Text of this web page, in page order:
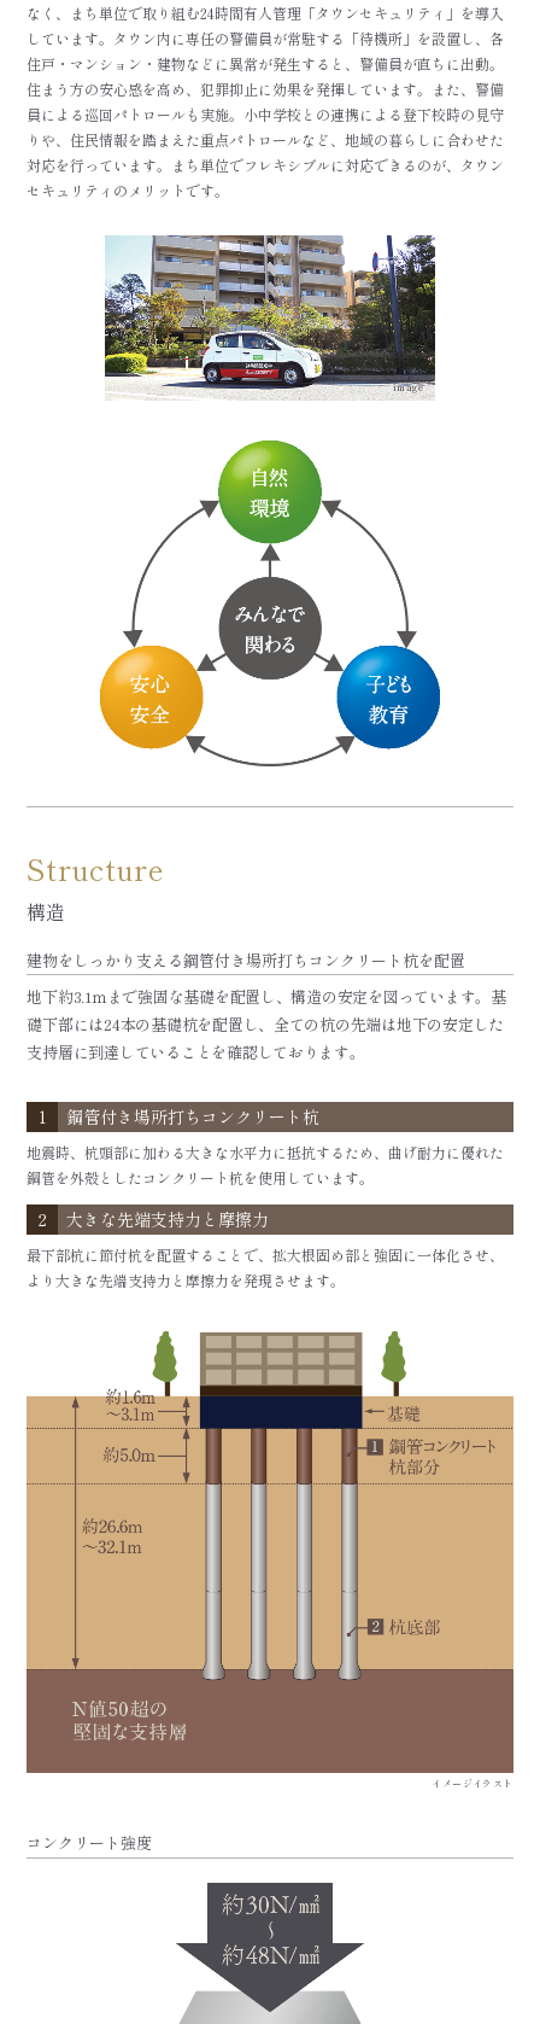
なく、まち単位で取り組む24時間有人管理「タウンセキュリティ」を導入
しています。 タウン内に専任の警備員が常駐する「待機所」を設置し、各
住戸・マンション・建物などに異常が発生すると、警備員が直ちに出動。
住まう方の安心感を高め、犯罪抑止に効果を発揮しています。
また、警備
員による巡回パトロールも実施。小中学校との連携による登下校時の見守
りや、住民情報を踏まえた重点パトロールなど、地域の暮らしに合わせた
対応を行っています。
まち単位でフレキシブルに対応できるのが、タウン
セキュリティのメリットです。
image
Structure
構造
建物をしっかり支える鋼管付き場所打ちコンクリート杭を配置
地下約3.1ｍまで強固な基礎を配置し、構造の安定を図っています。 基
礎下部には24本の基礎杭を配置し、全ての杭の先端は地下の安定した
支持層に到達していることを確認しております。
1 鋼管付き場所打ちコンクリート杭
地震時、杭頭部に加わる大きな水平力に抵抗するため、曲げ耐力に優れた
鋼管を外殻としたコンクリート杭を使用しています。
2 大きな先端支持力と摩擦力
最下部杭に節付杭を配置することで、拡大根固め部と強固に一体化させ、
より大きな先端支持力と摩擦力を発現させます。
イメージイラスト
コンクリート強度